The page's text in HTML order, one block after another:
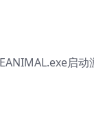
启动